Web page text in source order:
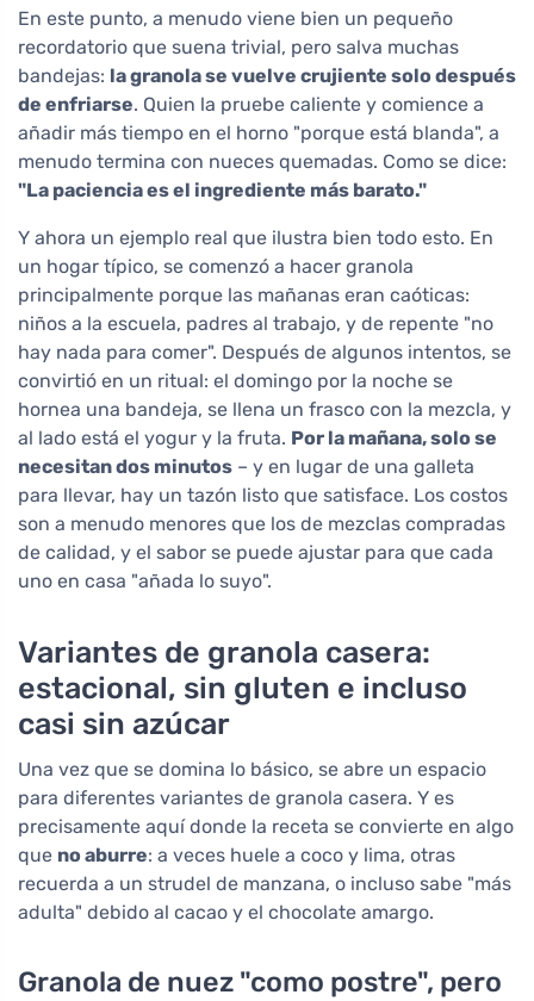
En este punto, a menudo viene bien un pequeño
recordatorio que suena trivial, pero salva muchas
bandejas: la granola se vuelve crujiente solo después
de enfriarse. Quien la pruebe caliente y comience a
añadir más tiempo en el horno "porque está blanda", a
menudo termina con nueces quemadas. Como se dice:
"La paciencia es el ingrediente más barato."
Y ahora un ejemplo real que ilustra bien todo esto. En
un hogar típico, se comenzó a hacer granola
principalmente porque las mañanas eran caóticas:
niños a la escuela, padres al trabajo, y de repente "no
hay nada para comer". Después de algunos intentos, se
convirtió en un ritual: el domingo por la noche se
hornea una bandeja, se llena un frasco con la mezcla, y
al lado está el yogur y la fruta. Por la mañana, solo se
necesitan dos minutos – y en lugar de una galleta
para llevar, hay un tazón listo que satisface. Los costos
son a menudo menores que los de mezclas compradas
de calidad, y el sabor se puede ajustar para que cada
uno en casa "añada lo suyo".
Variantes de granola casera:
estacional, sin gluten e incluso
casi sin azúcar
Una vez que se domina lo básico, se abre un espacio
para diferentes variantes de granola casera. Y es
precisamente aquí donde la receta se convierte en algo
que no aburre: a veces huele a coco y lima, otras
recuerda a un strudel de manzana, o incluso sabe "más
adulta" debido al cacao y el chocolate amargo.
Granola de nuez "como postre", pero